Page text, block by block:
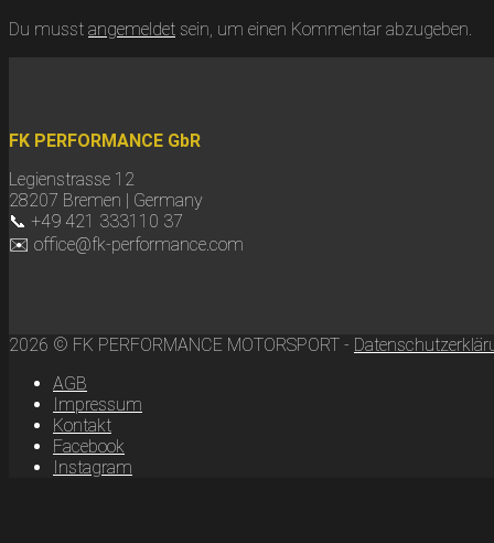
Du musst angemeldet sein, um einen Kommentar abzugeben.
FK PERFORMANCE GbR
Legienstrasse 12
28207 Bremen | Germany
📞 +49 421 333110 37
✉️ office@fk-performance.com
2026 © FK PERFORMANCE MOTORSPORT -
AGB
Impressum
Kontakt
Facebook
Instagram